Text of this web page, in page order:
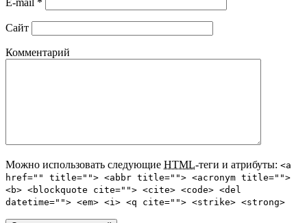
E-mail *
Сайт
Комментарий
Можно использовать следующие HTML-теги и атрибуты: <a
href="" title=""> <abbr title=""> <acronym title="">
<b> <blockquote cite=""> <cite> <code> <del
datetime=""> <em> <i> <q cite=""> <strike> <strong>